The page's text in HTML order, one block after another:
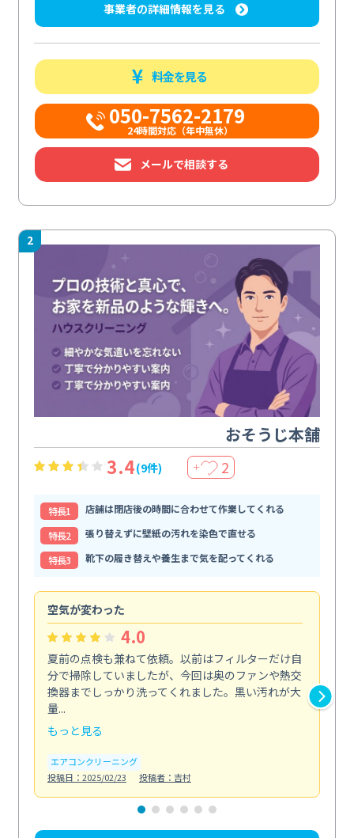
事業者の詳細情報を見る
料金を見る
050-7562-2179
24時間対応（年中無休）
メールで相談する
2
おそうじ本舗
3.4(9件) ＋ 2
特⻑1
店舗は閉店後の時間に合わせて作業してくれる
特⻑2
張り替えずに壁紙の汚れを染色で直せる
特⻑3
靴下の履き替えや養生まで気を配ってくれる
空気が変わった
4.0
夏前の点検も兼ねて依頼。以前はフィルターだけ自
分で掃除していましたが、今回は奥のファンや熱交
換器までしっかり洗ってくれました。黒い汚れが大
量...
もっと見る
エアコンクリーニング
投稿日：2025/02/23
投稿者：吉村